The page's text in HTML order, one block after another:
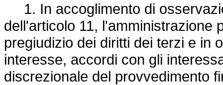
1. In accoglimento di
dell'articolo 11, l'amministrazione
pregiudizio dei diritti dei terzi e in
interesse, accordi con gli
discrezionale del provvedimento